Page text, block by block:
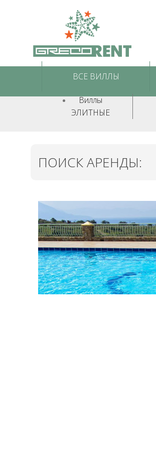
ВСЕ ВИЛЛЫ
Виллы
ЭЛИТНЫЕ
ПОИСК АРЕНДЫ: